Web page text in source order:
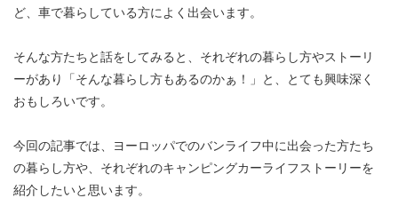
ど、車で暮らしている方によく出会います。
そんな方たちと話をしてみると、それぞれの暮らし方やストーリ
ーがあり「そんな暮らし方もあるのかぁ！」と、とても興味深く
おもしろいです。
今回の記事では、ヨーロッパでのバンライフ中に出会った方たち
の暮らし方や、それぞれのキャンピングカーライフストーリーを
紹介したいと思います。